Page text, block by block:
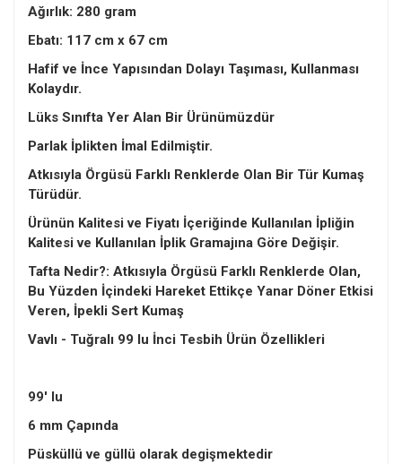
Ağırlık: 280 gram
Ebatı: 117 cm x 67 cm
Hafif ve İnce Yapısından Dolayı Taşıması, Kullanması
Kolaydır.
Lüks Sınıfta Yer Alan Bir Ürünümüzdür
Parlak İplikten İmal Edilmiştir.
Atkısıyla Örgüsü Farklı Renklerde Olan Bir Tür Kumaş
Türüdür.
Ürünün Kalitesi ve Fiyatı İçeriğinde Kullanılan İpliğin
Kalitesi ve Kullanılan İplik Gramajına Göre Değişir.
Tafta Nedir?: Atkısıyla Örgüsü Farklı Renklerde Olan,
Bu Yüzden İçindeki Hareket Ettikçe Yanar Döner Etkisi
Veren, İpekli Sert Kumaş
Vavlı - Tuğralı 99 lu İnci Tesbih Ürün Özellikleri
99' lu
6 mm Çapında
Püsküllü ve güllü olarak degişmektedir